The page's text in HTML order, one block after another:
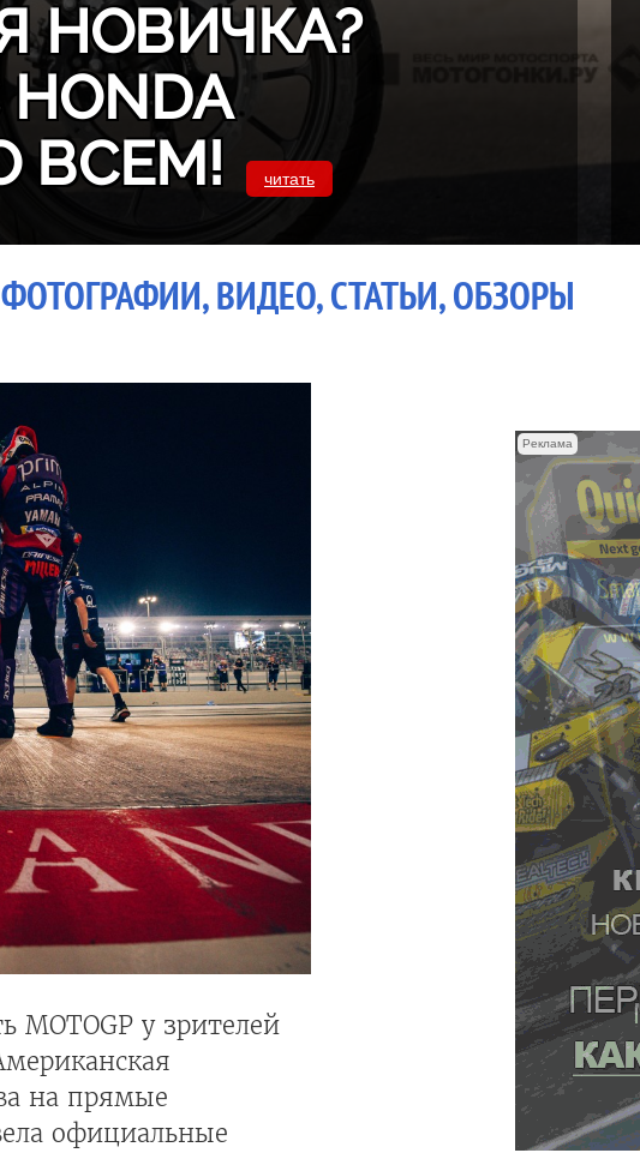
НОВИЧКА?
ВСЕМ!
читать
ФОТОГРАФИИ, ВИДЕО, СТАТЬИ, ОБЗОРЫ
MOTOGP у зрителей
на прямые
официальные
Реклама